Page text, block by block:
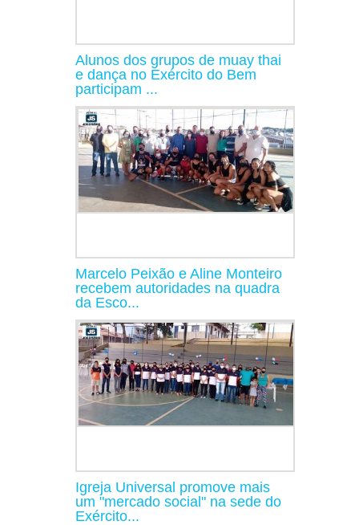
Alunos dos grupos de muay thai
e dança no Exército do Bem
participam ...
Marcelo Peixão e Aline Monteiro
recebem autoridades na quadra
da Esco...
Igreja Universal promove mais
um "mercado social" na sede do
Exército...